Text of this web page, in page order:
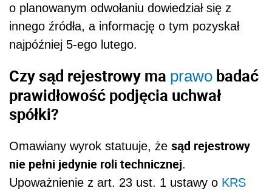
o planowanym odwołaniu dowiedział się z
innego źródła, a informację o tym pozyskał
najpóźniej 5-ego lutego.
Czy sąd rejestrowy ma prawo badać
prawidłowość podjęcia uchwał
spółki?
Omawiany wyrok statuuje, że sąd rejestrowy
nie pełni jedynie roli technicznej.
Upoważnienie z art. 23 ust. 1 ustawy o KRS